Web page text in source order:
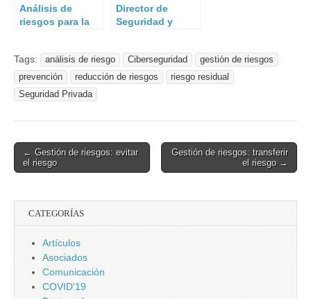
Análisis de
riesgos para la
Director de
Seguridad y
Tags: análisis de riesgo Ciberseguridad
gestión de riesgos
prevención
reducción de riesgos
riesgo residual
Seguridad Privada
Post
navigation
← Gestión de riesgos: evitar
el riesgo
Gestión de riesgos: transferir
el riesgo →
CATEGORÍAS
Artículos
Asociados
Comunicación
COVID'19